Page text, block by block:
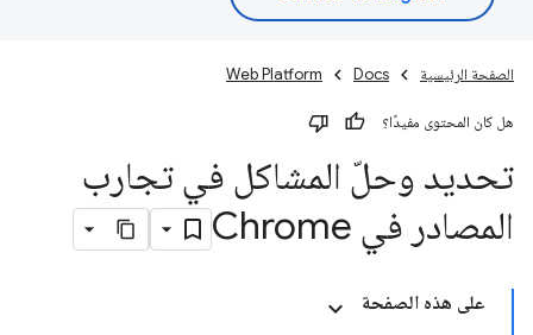
الصفحة الرئيسية Docs
Web Platform
هل كان المحتوى مفيدًا؟
تحديد وحلّ المشاكل في تجارب
المصادر في Chrome
على هذه الصفحة